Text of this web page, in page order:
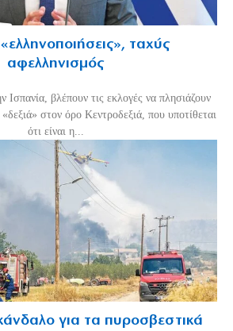
ταχύς
αφελληνισμός
Ισπανία, βλέπουν τις εκλογές να πλησιάζουν
στον όρο Κεντροδεξιά, που υποτίθεται
ότι είναι η...
για τα πυροσβεστικά